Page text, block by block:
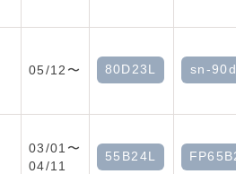
05/12〜 80D23L sn-
03/01〜
04/11
55B24L